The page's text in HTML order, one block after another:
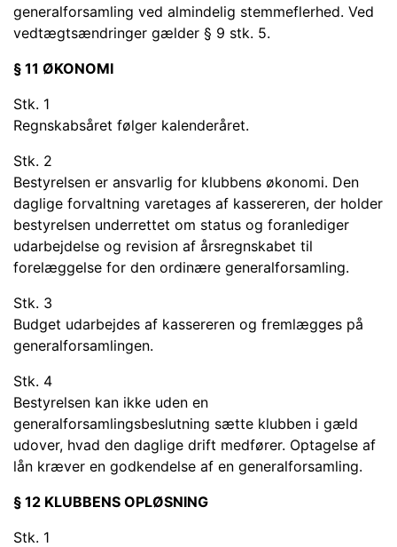
generalforsamling ved almindelig stemmeflerhed. Ved
vedtægtsændringer gælder § 9 stk. 5.
§ 11 ØKONOMI
Stk. 1
Regnskabsåret følger kalenderåret.
Stk. 2
Bestyrelsen er ansvarlig for klubbens økonomi. Den
daglige forvaltning varetages af kassereren, der holder
bestyrelsen underrettet om status og foranlediger
udarbejdelse og revision af årsregnskabet til
forelæggelse for den ordinære generalforsamling.
Stk. 3
Budget udarbejdes af kassereren og fremlægges på
generalforsamlingen.
Stk. 4
Bestyrelsen kan ikke uden en
generalforsamlingsbeslutning sætte klubben i gæld
udover, hvad den daglige drift medfører. Optagelse af
lån kræver en godkendelse af en generalforsamling.
§ 12 KLUBBENS OPLØSNING
Stk. 1